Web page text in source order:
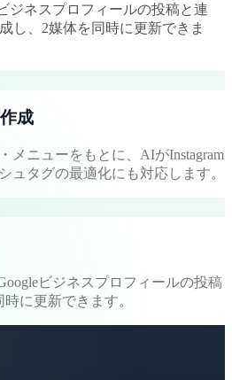
ジネスプロフィールの投稿と連
し、2媒体を同時に更新できま
成
メニューをもとに、AIがInstagram
ュタグの最適化にも対応します。
ビジネスプロフィールの投稿
に更新できます。